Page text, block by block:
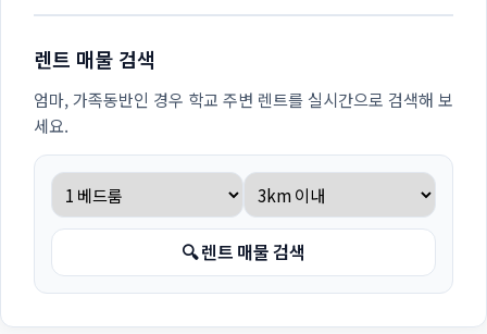
렌트 매물 검색
엄마, 가족동반인 경우 학교 주변 렌트를 실시간으로 검색해 보
세요.
🔍 렌트 매물 검색